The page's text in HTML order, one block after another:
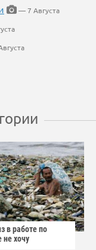
— 7 Августа
в работе по
не хочу